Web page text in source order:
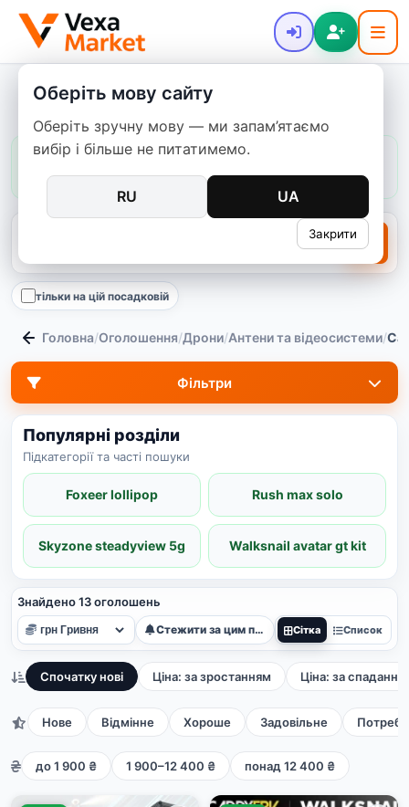
Оберіть мову сайту
Оберіть зручну мову — ми запам’ятаємо
вибір і більше не питатимемо.
RU UA
Закрити
FPV камери Caddx Ratel
Ціни в цій категорії:зазвичай350–12 393 ₴
медіана1 890 ₴292пропозицій
тільки на цій посадковій
Головна/Оголошення/Дрони/Антени та відеосистеми/
Фільтри
Популярні розділи
Підкатегорії та часті пошуки
Foxeer lollipop Rush max solo
Skyzone steadyview 5g Walksnail avatar gt kit
Знайдено 13 оголошень
Стежити за цим пошукомСітка Список
Спочатку нові Ціна: за зростанням Ціна: за
Нове Відмінне Хороше Задовільне
до 1 900 ₴ 1 900–12 400 ₴ понад 12 400 ₴